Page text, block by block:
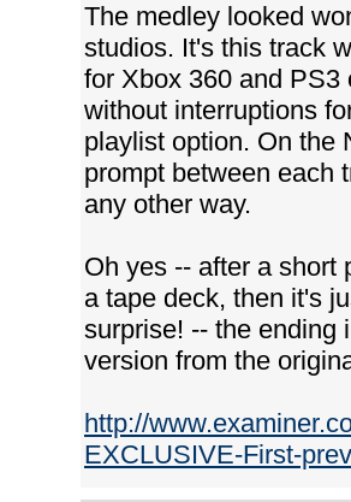
The medley looked
studios. It's this track
for Xbox 360 and
without interruptions
playlist option. On the
prompt between each
any other way.
Oh yes -- after a short
a tape deck, then it's
surprise! -- the ending
version from the
http://
EXCLUSIVE-First-